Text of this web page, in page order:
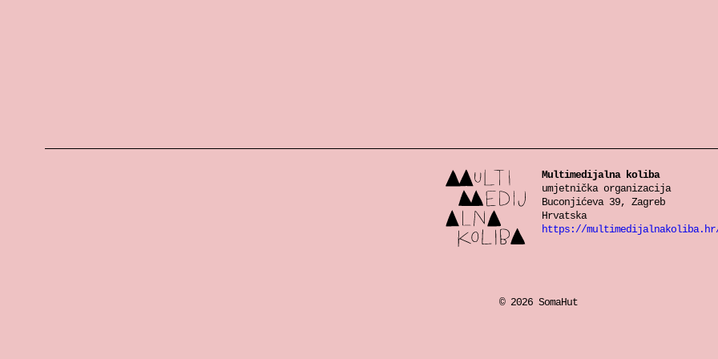
Multimedijalna koliba
umjetnička organizacija
Buconjićeva 39, Zagreb
Hrvatska
https://
© 2026 SomaHut